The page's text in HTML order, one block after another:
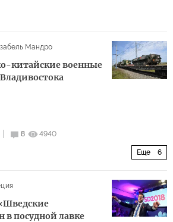
Мандро
китайские военные
8 4940
Еще 6
2018"
посудной лавке